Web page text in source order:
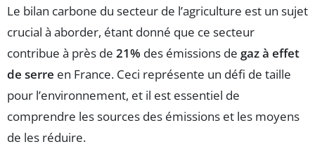
Le bilan carbone du secteur de l’agriculture est un sujet
crucial à aborder, étant donné que ce secteur
contribue à près de 21% des émissions de gaz à effet
de serre en France. Ceci représente un défi de taille
pour l’environnement, et il est essentiel de
comprendre les sources des émissions et les moyens
de les réduire.